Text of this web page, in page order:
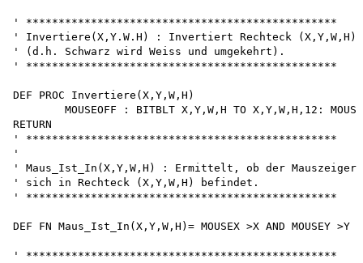
' ************************************************
' Invertiere(X,Y.W.H) : Invertiert Rechteck (X,Y,W,H)
' (d.h. Schwarz wird Weiss und umgekehrt).
' ************************************************
DEF PROC Invertiere(X,Y,W,H)
RETURN
' ************************************************
'
' Maus_Ist_In(X,Y,W,H) : Ermittelt, ob der Mauszeiger
' sich in Rechteck (X,Y,W,H) befindet.
' ************************************************
DEF FN Maus_Ist_In(X,Y,W,H)= MOUSEX >X AND MOUSEY >Y
' ************************************************